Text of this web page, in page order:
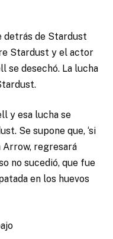
detrás de Stardust
Stardust y el actor
se desechó. La lucha
y esa lucha se
Se supone que, ‘si
regresará
no sucedió, que fue
en los huevos